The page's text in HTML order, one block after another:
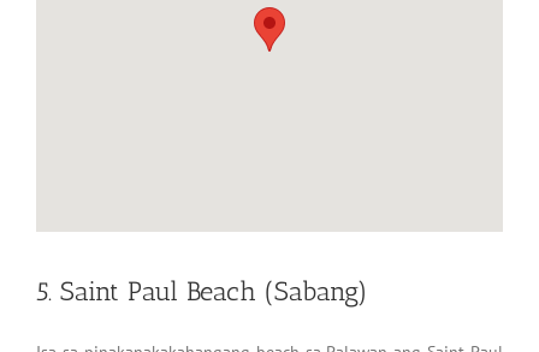
5. Saint Paul Beach (Sabang)